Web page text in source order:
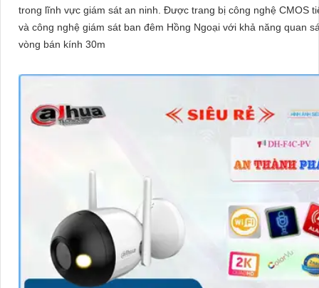
trong lĩnh vực giám sát an ninh. Được trang bị công nghệ CMOS tiên tiến
và công nghệ giám sát ban đêm Hồng Ngoại với khả năng quan
vòng bán kính 30m